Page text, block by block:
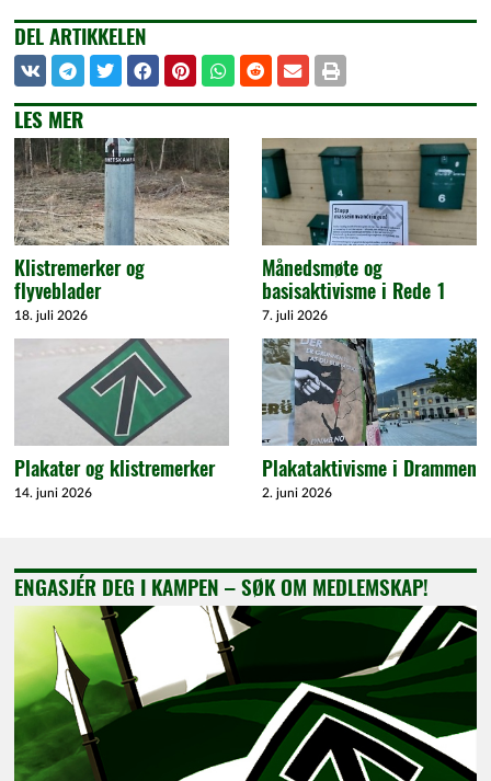
LES MER
Klistremerker og
flyveblader
18. juli 2026
Månedsmøte og
basisaktivisme i Rede 1
7. juli 2026
Plakater og klistremerker
14. juni 2026
Plakataktivisme i Drammen
2. juni 2026
DEL ARTIKKELEN
ENGASJÉR DEG I KAMPEN – SØK OM MEDLEMSKAP!